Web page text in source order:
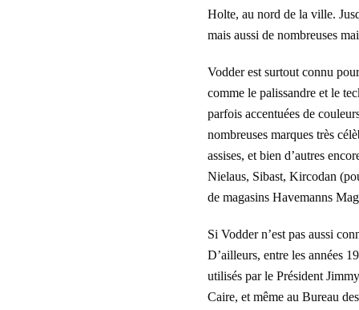
Holte, au nord de la ville.
mais aussi de nombreuses
Vodder est surtout connu
comme le palissandre et le
parfois accentuées de
nombreuses marques très
assises, et bien d’autres
Nielaus, Sibast, Kircodan
de magasins Havemanns
Si Vodder n’est pas aussi
D’ailleurs, entre les années
utilisés par le Président
Caire, et même au Bureau